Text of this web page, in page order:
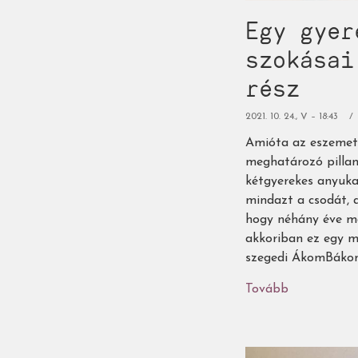
Egy
rész
2021. 10. 24., V – 18:43
Amióta az
meghatározó
kétgyerekes
mindazt a csodát,
hogy néhány éve
akkoriban ez egy
szegedi
Tovább
mesés